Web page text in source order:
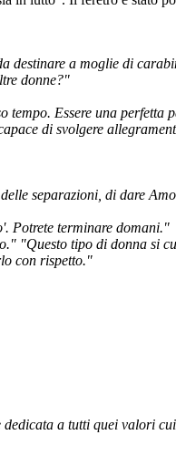
destinare a moglie di
donne?"
Essere una
di svolgere
separazioni, di dare
Potrete terminare domani."
"Questo tipo di donna si
con rispetto."
a tutti quei valori